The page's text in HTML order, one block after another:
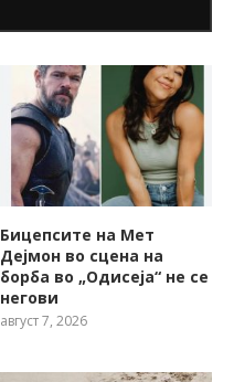
Бицепсите на Мет
Дејмон во сцена на
борба во „Одисеја“ не се
негови
август 7, 2026